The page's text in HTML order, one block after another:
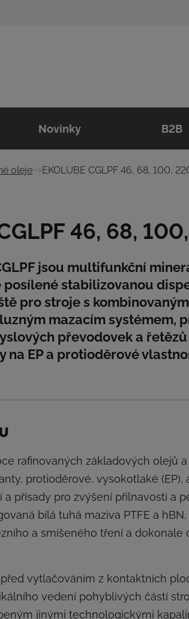
Novinky B2B
oleje EKOLUBE CGLPF 46, 68, 100,
46, 68,
jsou multifunkční
stabilizovanou
pro stroje s kombinovaným
mazacím systémem,
převodovek a řetězů
na EP a protioděrové
rafinovaných základových olejů
protioděrové, vysokotlaké
a přísady pro zvýšení přilnavosti a
bílá tuhá maziva PTFE a
a smíšeného tření a dokonale
vytlačováním z kontaktních
vedení pohyblivých částí
jinými technologickými